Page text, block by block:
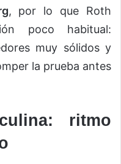
, por lo que Roth
poco habitual:
muy sólidos y
la prueba antes
ritmo